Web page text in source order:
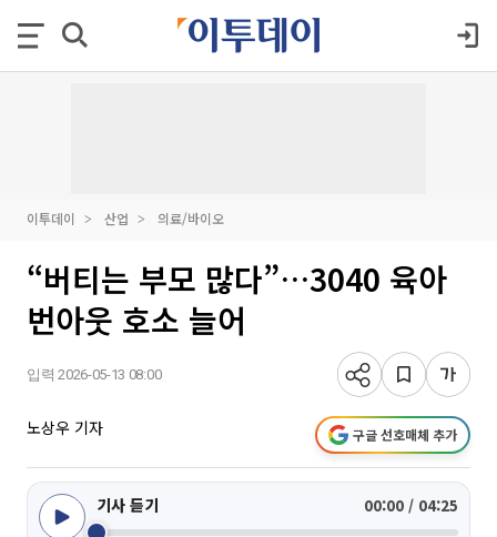
이투데이 산업 의료/바이오
“버티는 부모 많다”…3040 육아
번아웃 호소 늘어
입력 2026-05-13 08:00
노상우 기자 구글 선호매체 추가
기사 듣기 00:00 / 04:25